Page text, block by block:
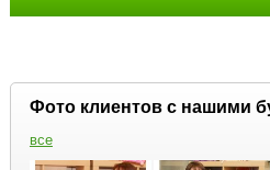
Фото клиентов с нашими
все